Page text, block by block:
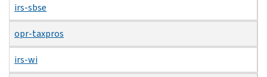
irs-sbse
opr-taxpros
irs-wi